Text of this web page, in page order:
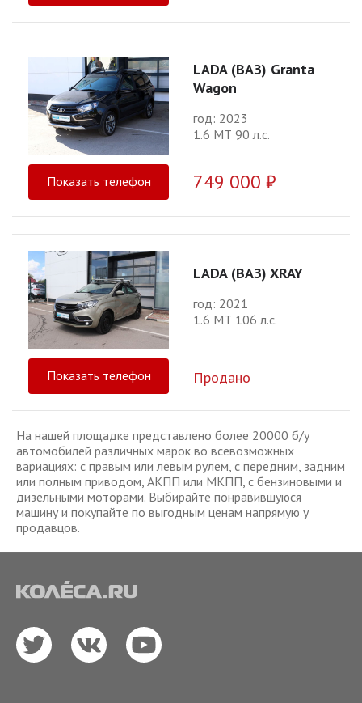
LADA (ВАЗ) Granta
Wagon
год: 2023
1.6 МТ 90 л.с.
Показать телефон 749 000 ₽
LADA (ВАЗ) XRAY
год: 2021
1.6 МТ 106 л.с.
Показать телефон Продано
На нашей площадке представлено более 20000 б/у
автомобилей различных марок во всевозможных
вариациях: с правым или левым рулем, с передним, задним
или полным приводом, АКПП или МКПП, с бензиновыми и
дизельными моторами. Выбирайте понравившуюся
машину и покупайте по выгодным ценам напрямую у
продавцов.